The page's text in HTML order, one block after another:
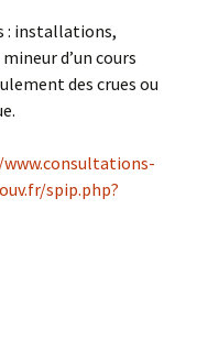
: installations,
d’un cours
des crues ou
spip.php?